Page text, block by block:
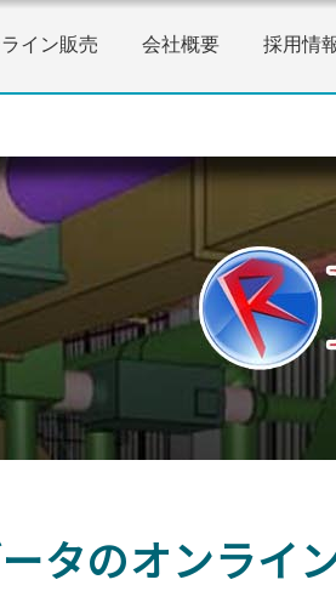
イン販売 会社概要 採用情
タのオンライ